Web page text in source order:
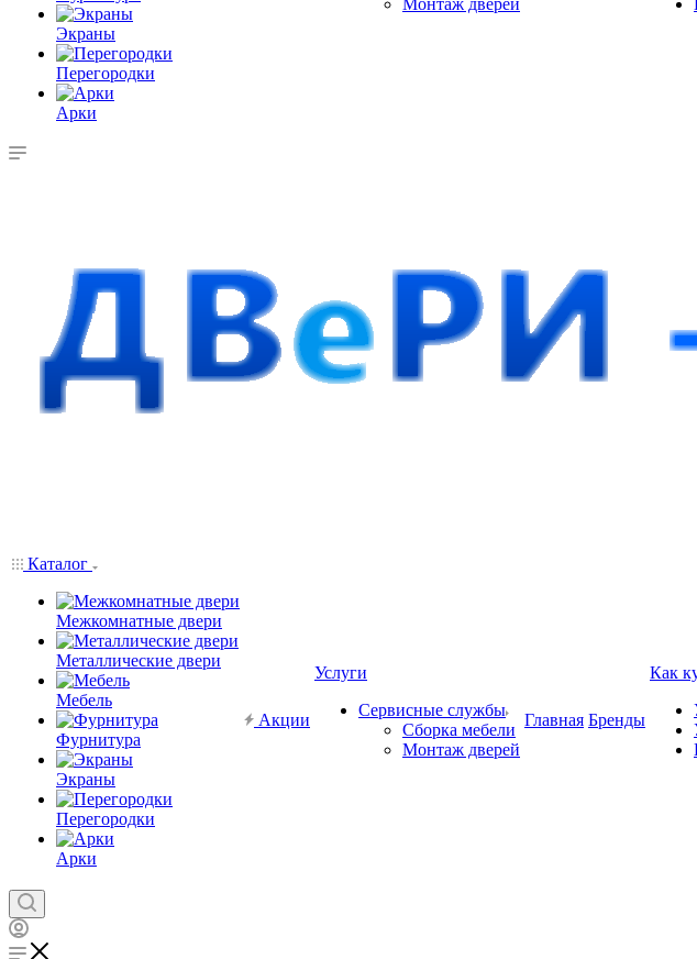
Экраны
Перегородки
Арки
Монтаж дверей
Каталог
Межкомнатные двери
Металлические двери
Мебель
Фурнитура
Экраны
Перегородки
Арки
Акции
Услуги
Сервисные службы
Сборка мебели
Монтаж дверей
Главная Бренды
Как